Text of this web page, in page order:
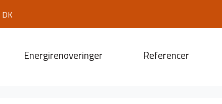
DK
Energirenoveringer Referencer